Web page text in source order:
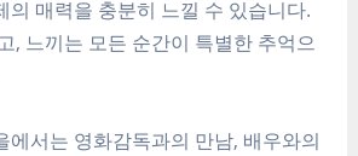
의 매력을 충분히 느낄 수 있습니다.
, 느끼는 모든 순간이 특별한 추억으
에서는 영화감독과의 만남, 배우와의